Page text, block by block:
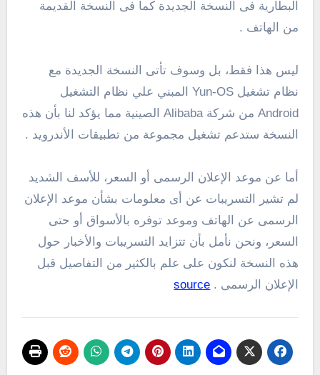
البطارية فى النسخة الجديدة كما فى النسخة القديمة
من الهاتف .
ليس هذا فقط، بل وسوف تأتى النسخة الجديدة مع
نظام تشغيل Yun-OS المبني علي نظام التشغيل
Android من شركة Alibaba الصينية مما يؤكد لنا بأن هذه
النسخة ستدعم تشغيل مجموعة من تطبيقات الأندرويد .
أما عن موعد الإعلان الرسمى أو السعر، للأسف الشديد
لم تشير التسريبات عن أى معلومات بشأن موعد الإعلان
الرسمى عن الهاتف وموعد توفره بالأسواق أو حتى
السعر، ونحن نأمل بأن تتزايد التسريبات والأخبار حول
هذه النسخة لنكون على علم بالكثير من التفاصيل قبل
الإعلان الرسمى . source